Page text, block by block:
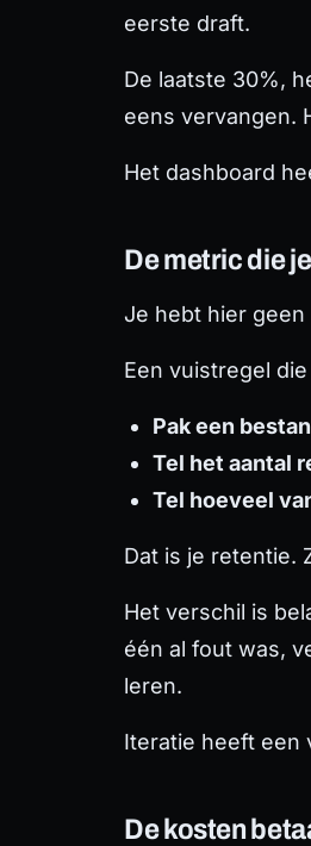
eerste draft.
De laatste 30%,
eens vervangen.
Het dashboard
De metric die
Je hebt hier
Een vuistregel
Pak een
Tel het aantal
Tel hoeveel
Dat is je retentie.
Het verschil is
één al fout was,
leren.
Iteratie heeft een
De kosten